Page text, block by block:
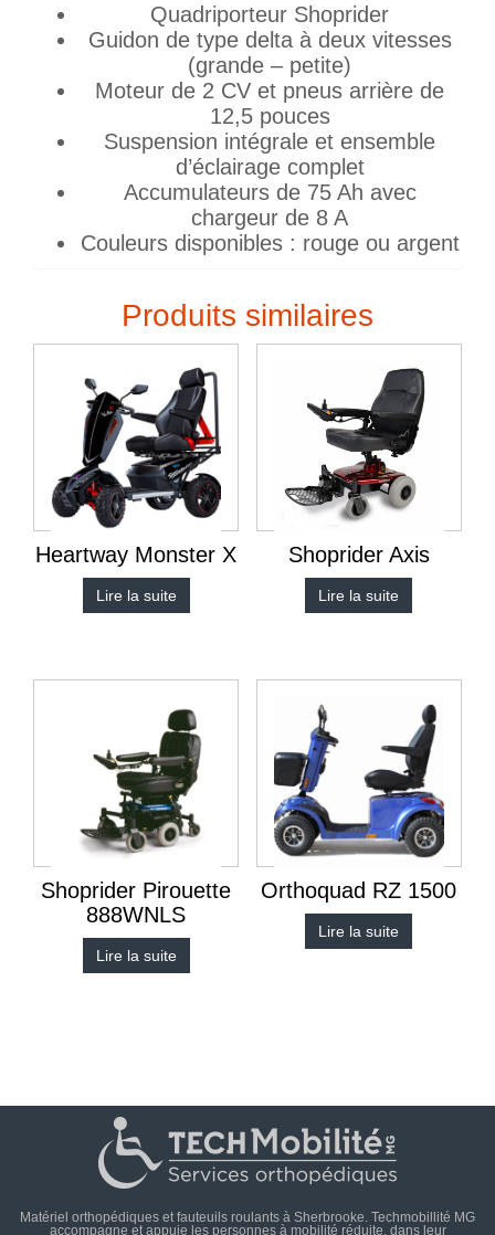
Quadriporteur Shoprider
Guidon de type delta à deux vitesses
(grande – petite)
Moteur de 2 CV et pneus arrière de
12,5 pouces
Suspension intégrale et ensemble
d’éclairage complet
Accumulateurs de 75 Ah avec
chargeur de 8 A
Couleurs disponibles : rouge ou argent
Produits similaires
Heartway Monster X
Lire la suite
Shoprider Axis
Lire la suite
Shoprider Pirouette
888WNLS
Lire la suite
Orthoquad RZ 1500
Lire la suite
Matériel orthopédiques et fauteuils roulants à Sherbrooke. Techmobillité MG
accompagne et appuie les personnes à mobilité réduite, dans leur